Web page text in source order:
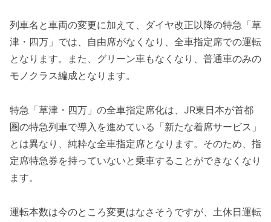
列車名と車両の変更に加えて、ダイヤ改正以降の特急「草
津・四万」では、自由席がなくなり、全車指定席での運転
となります。また、グリーン車もなくなり、普通車のみの
モノクラス編成となります。
特急「草津・四万」の全車指定席化は、JR東日本が首都
圏の特急列車で導入を進めている「新たな着席サービス」
とは異なり、純粋な全車指定席となります。そのため、指
定席特急券を持っていないと乗車することができなくなり
ます。
運転本数は今のところ変更はなさそうですが、土休日運転